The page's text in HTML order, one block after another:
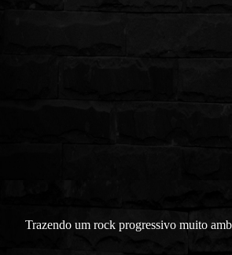
Trazendo um rock progressivo muito